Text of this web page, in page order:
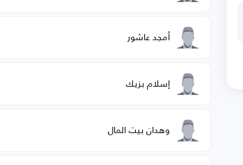
أمجد عاشور
إسلام بزيك
وهدان بيت المال